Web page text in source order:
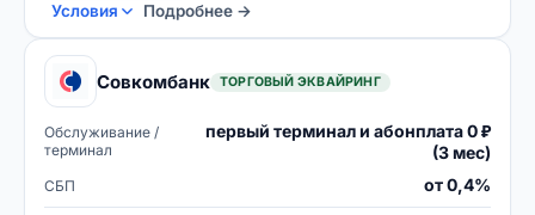
Условия Подробнее →
Совкомбанк ТОРГОВЫЙ ЭКВАЙРИНГ
Обслуживание /
терминал
первый терминал и абонплата 0 ₽
(3 мес)
СБП от 0,4%